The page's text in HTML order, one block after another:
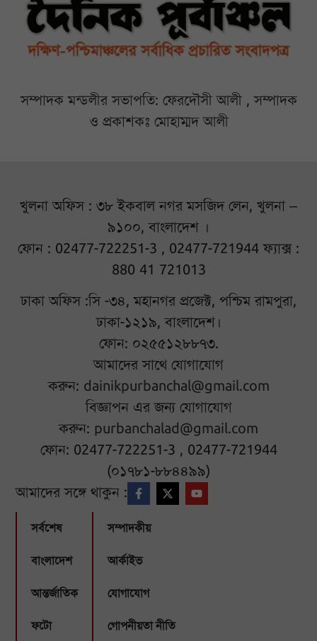
সম্পাদক মন্ডলীর সভাপতি: ফেরদৌসী আলী , সম্পাদক
ও প্রকাশকঃ মোহাম্মদ আলী
খুলনা অফিস : ৩৮ ইকবাল নগর মসজিদ লেন, খুলনা –
৯১০০, বাংলাদেশ ।
ফোন : 02477-722251-3 , 02477-721944 ফ্যাক্স :
880 41 721013
ঢাকা অফিস :সি -৩৪, মহানগর প্রজেক্ট, পশ্চিম রামপুরা,
ঢাকা-১২১৯, বাংলাদেশ।
ফোন: ০২৫৫১২৮৮৭৩.
আমাদের সাথে যোগাযোগ
করুন: dainikpurbanchal@gmail.com
বিজ্ঞাপন এর জন্য যোগাযোগ
করুন: purbanchalad@gmail.com
ফোন: 02477-722251-3 , 02477-721944
(০১৭৮১-৮৮৪৪৯৯)
আমাদের সঙ্গে থাকুন :
সর্বশেষ
বাংলাদেশ
আন্তর্জাতিক
ফটো
সম্পাদকীয়
আর্কাইভ
যোগাযোগ
গোপনীয়তা নীতি